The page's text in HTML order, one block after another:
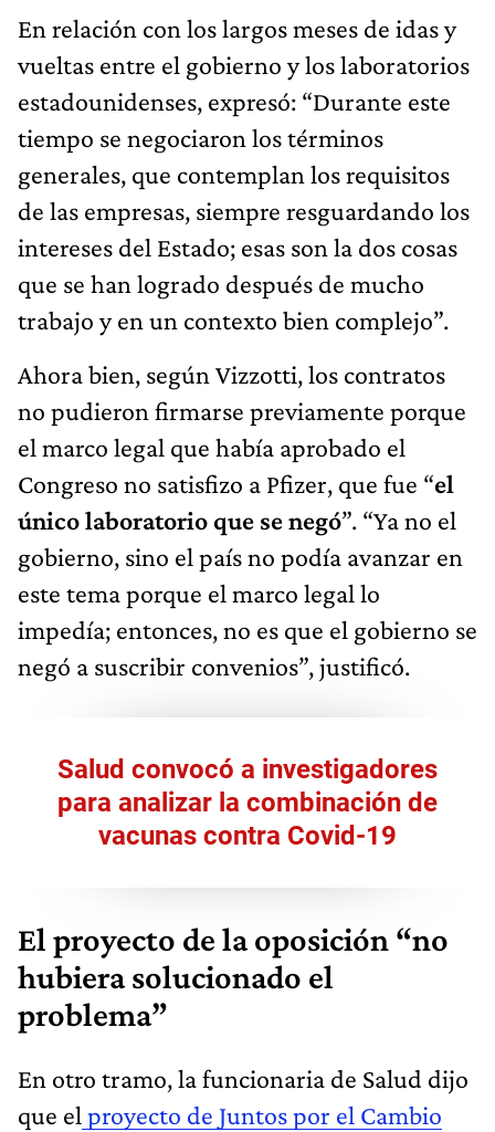
En relación con los largos meses de idas y
vueltas entre el gobierno y los laboratorios
estadounidenses, expresó: “Durante este
tiempo se negociaron los términos
generales, que contemplan los requisitos
de las empresas, siempre resguardando los
intereses del Estado; esas son la dos cosas
que se han logrado después de mucho
trabajo y en un contexto bien complejo”.
Ahora bien, según Vizzotti, los contratos
no pudieron firmarse previamente porque
el marco legal que había aprobado el
Congreso no satisfizo a Pfizer, que fue “el
único laboratorio que se negó”. “Ya no el
gobierno, sino el país no podía avanzar en
este tema porque el marco legal lo
impedía; entonces, no es que el gobierno se
negó a suscribir convenios”, justificó.
Salud convocó a investigadores
para analizar la combinación de
vacunas contra Covid-19
El proyecto de la oposición “no
hubiera solucionado el
problema”
En otro tramo, la funcionaria de Salud dijo
que el proyecto de Juntos por el Cambio